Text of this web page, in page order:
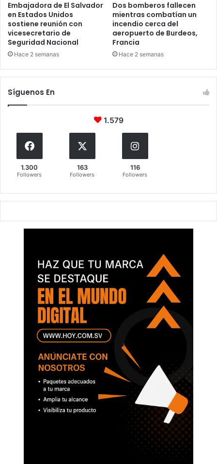
Embajadora de El Salvador
en Estados Unidos
sostiene reunión con
vicesecretario de
Seguridad Nacional
Hace 2 semanas
Dos bomberos fallecen
mientras combatían un
incendio cerca del
aeropuerto de Burdeos,
Francia
Hace 2 semanas
Síguenos En
1.579
1.300
Followers
163
Followers
116
Followers